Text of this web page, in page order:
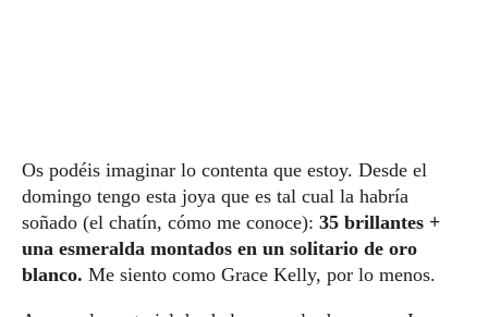
Os podéis imaginar lo contenta que estoy. Desde el
domingo tengo esta joya que es tal cual la habría
soñado (el chatín, cómo me conoce): 35 brillantes +
una esmeralda montados en un solitario de oro
blanco. Me siento como Grace Kelly, por lo menos.